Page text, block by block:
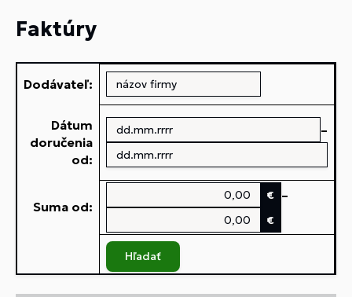
Faktúry
Dodávateľ:
Dátum
doručenia
od:
–
Suma od:
€ –
€
Hľadať